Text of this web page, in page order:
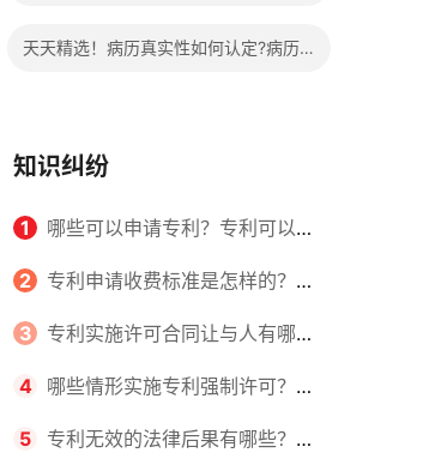
天天精选！病历真实性如何认定?病历
知识纠纷
1 哪些可以申请专利？专利可以同
时多个人一起申请吗？
2 专利申请收费标准是怎样的？申
请不同类型的专利所需要的钱不同
3 专利实施许可合同让与人有哪些
主要义务？专利实施许可合同与专利
许可合同有什么区别？
4 哪些情形实施专利强制许可？专
利强制许可的前提条件是什么？
5 专利无效的法律后果有哪些？专